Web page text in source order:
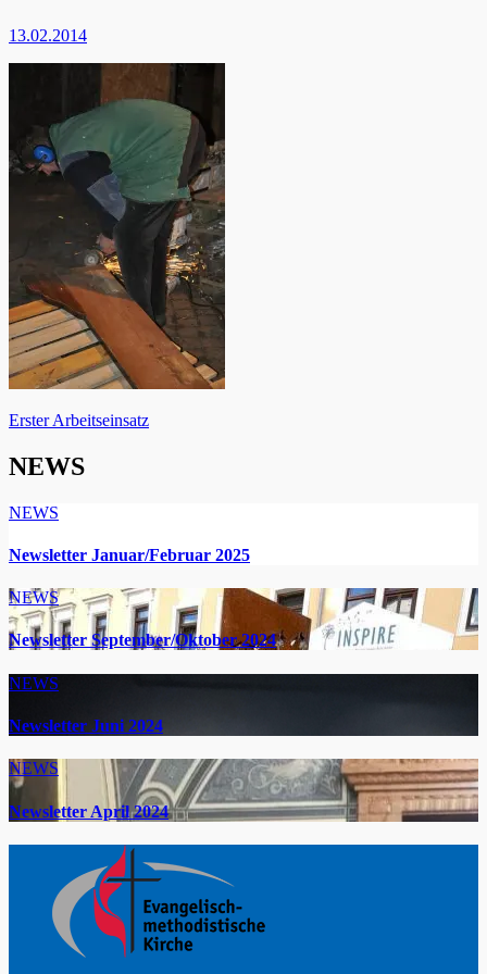
13.02.2014
Beitragsnavigation
Erster Arbeitseinsatz
NEWS
NEWS
Newsletter Januar/Februar 2025
NEWS
Newsletter September/Oktober 2024
NEWS
Newsletter Juni 2024
NEWS
Newsletter April 2024